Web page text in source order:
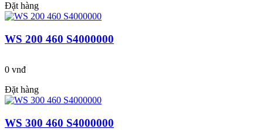
Đặt hàng
WS 200 460 S4000000
0 vnđ
Đặt hàng
WS 300 460 S4000000